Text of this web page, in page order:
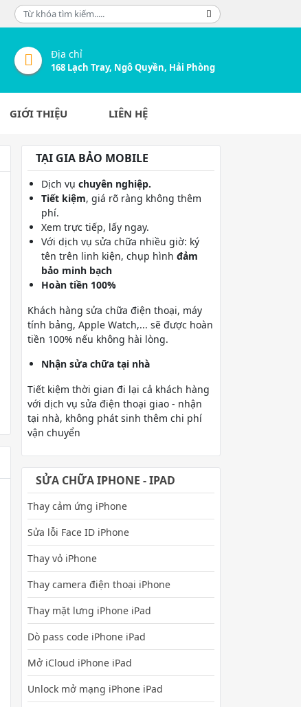
Địa chỉ
168 Lạch Tray, Ngô Quyền, Hải Phòng
GIỚI THIỆU LIÊN HỆ
TẠI GIA BẢO MOBILE
Dịch vụ chuyên nghiệp.
Tiết kiệm, giá rõ ràng không thêm
phí.
Xem trực tiếp, lấy ngay.
Với dịch vụ sửa chữa nhiều giờ: ký
tên trên linh kiện, chụp hình đảm
bảo minh bạch
Hoàn tiền 100%
Khách hàng sửa chữa điện thoại, máy
tính bảng, Apple Watch,... sẽ được hoàn
tiền 100% nếu không hài lòng.
Nhận sửa chữa tại nhà
Tiết kiệm thời gian đi lại cả khách hàng
với dịch vụ sửa điện thoại giao - nhận
tại nhà, không phát sinh thêm chi phí
vận chuyển
SỬA CHỮA IPHONE - IPAD
Thay cảm ứng iPhone
Sửa lỗi Face ID iPhone
Thay vỏ iPhone
Thay camera điện thoại iPhone
Thay mặt lưng iPhone iPad
Dò pass code iPhone iPad
Mở iCloud iPhone iPad
Unlock mở mạng iPhone iPad